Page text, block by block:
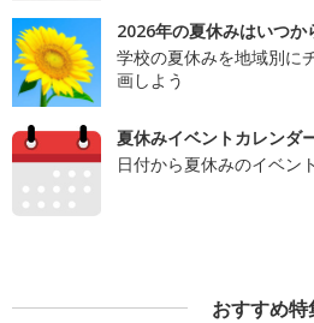
2026年の夏休みはいつか
学校の夏休みを地域別に
画しよう
夏休みイベントカレンダ
日付から夏休みのイベン
おすすめ特